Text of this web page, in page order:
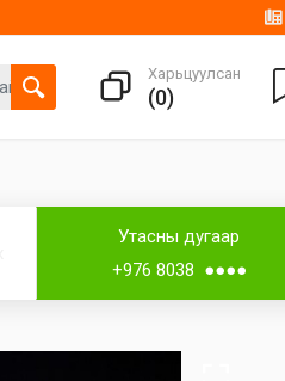
Харьцуулсан
(0)
Утасны дугаар
+976 8038 ●●●●